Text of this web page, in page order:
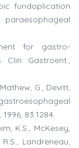
fundoplication
for gastro-
Clin. Gastroent.,
G., Devitt,
83:1284.
K.S., McKesey,
Landreneau,